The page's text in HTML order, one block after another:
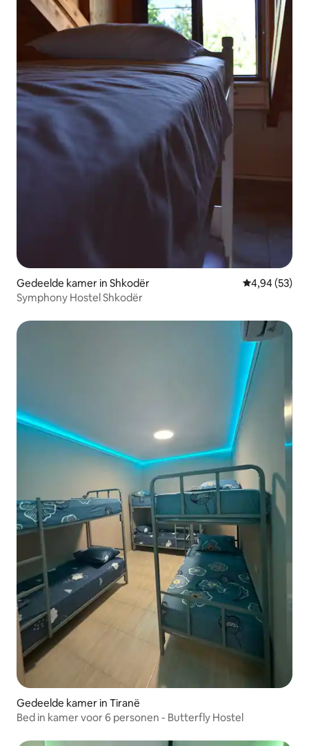
Gedeelde kamer in Shkodër Gemiddelde
4,94 (53)
Symphony Hostel Shkodër
Gedeelde kamer in Tiranë
Bed in kamer voor 6 personen - Butterfly Hostel